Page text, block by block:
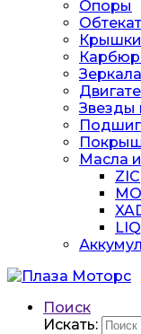
Опоры
Крышки
Зеркала
Звезды
Масла
ZIC
Поиск
Искать: